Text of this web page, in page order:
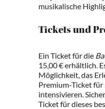
musikalische
Tickets und
Ein Ticket für die
15,00 € erhältlich.
Möglichkeit, das
Premium-Ticket für
intensivieren.
Ticket für dieses